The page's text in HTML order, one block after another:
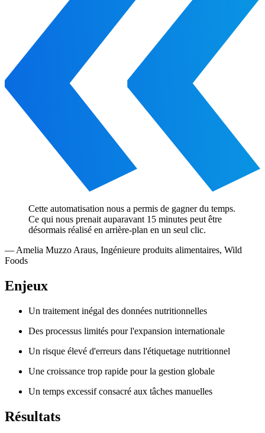
Cette automatisation nous a permis de gagner du temps.
Ce qui nous prenait auparavant 15 minutes peut être
désormais réalisé en arrière-plan en un seul clic.
—Amelia Muzzo Araus, Ingénieure produits alimentaires, Wild
Foods
Enjeux
Un traitement inégal des données nutritionnelles
Des processus limités pour l'expansion internationale
Un risque élevé d'erreurs dans l'étiquetage nutritionnel
Une croissance trop rapide pour la gestion globale
Un temps excessif consacré aux tâches manuelles
Résultats